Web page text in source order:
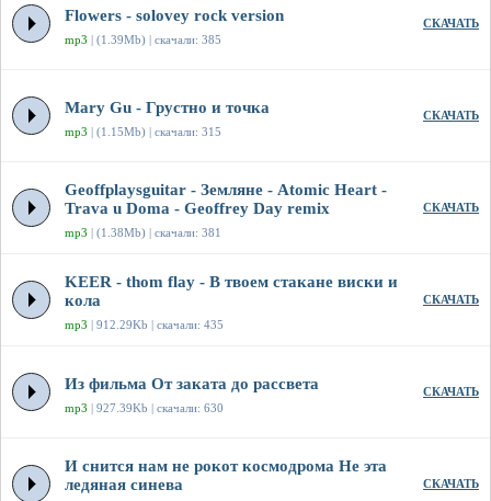
Flowers - solovey rock version
mp3 | (1.39Mb) | скачали: 385
СКАЧАТЬ
Mary Gu - Грустно и точка
mp3 | (1.15Mb) | скачали: 315
СКАЧАТЬ
Geoffplaysguitar - Земляне - Atomic Heart -
Trava u Doma - Geoffrey Day remix
mp3 | (1.38Mb) | скачали: 381
СКАЧАТЬ
KEER - thom flay - В твоем стакане виски и
кола
mp3 | 912.29Kb | скачали: 435
СКАЧАТЬ
Из фильма От заката до рассвета
mp3 | 927.39Kb | скачали: 630
СКАЧАТЬ
И снится нам не рокот космодрома Не эта
ледяная синева
СКАЧАТЬ